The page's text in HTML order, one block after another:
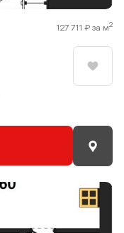
127 711 ₽ за м2